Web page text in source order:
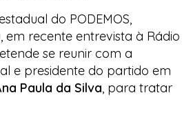
do PODEMOS,
em recente entrevista à Rádio
se reunir com a
e presidente do partido em
Paula da Silva, para tratar